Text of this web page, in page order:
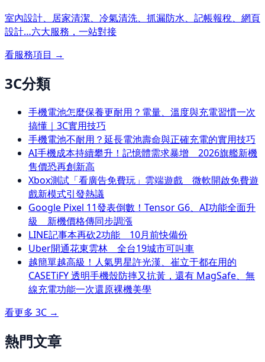
室內設計、居家清潔、冷氣清洗、抓漏防水、記帳報稅、網頁
設計…六大服務，一站對接
看服務項目 →
3C分類
手機電池怎麼保養更耐用？電量、溫度與充電習慣一次
搞懂｜3C實用技巧
手機電池不耐用？延長電池壽命與正確充電的實用技巧
AI手機成本持續攀升！記憶體需求暴增 2026旗艦新機
售價恐再創新高
Xbox測試「看廣告免費玩」雲端遊戲 微軟開啟免費遊
戲新模式引發熱議
Google Pixel 11發表倒數！Tensor G6、AI功能全面升
級 新機價格傳同步調漲
LINE記事本再砍2功能 10月前快備份
Uber開通花東雲林 全台19城市可叫車
越簡單越高級！人氣男星許光漢、崔立于都在用的
CASETiFY 透明手機殼防摔又抗黃，還有 MagSafe、無
線充電功能一次還原裸機美學
看更多 3C →
熱門文章